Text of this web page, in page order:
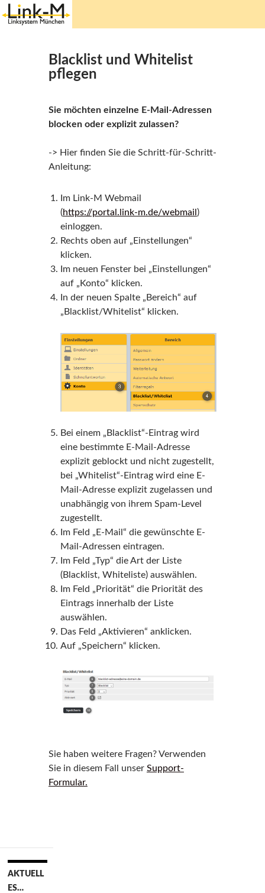
Springe
Blacklist und Whitelist
pflegen
Sie möchten einzelne E-Mail-Adressen
blocken oder explizit zulassen?
-> Hier finden Sie die Schritt-für-Schritt-
Anleitung:
Im Link-M Webmail
(https://portal.link-m.de/webmail )
einloggen.
Rechts oben auf „Einstellungen“
klicken.
Im neuen Fenster bei „Einstellungen“
auf „Konto“ klicken.
In der neuen Spalte „Bereich“ auf
„Blacklist/Whitelist“ klicken.
Bei einem „Blacklist“-Eintrag wird
eine bestimmte E-Mail-Adresse
explizit geblockt und nicht zugestellt,
bei „Whitelist“-Eintrag wird eine E-
Mail-Adresse explizit zugelassen und
unabhängig von ihrem Spam-Level
zugestellt.
Im Feld „E-Mail“ die gewünschte E-
Mail-Adressen eintragen.
Im Feld „Typ“ die Art der Liste
(Blacklist, Whiteliste) auswählen.
Im Feld „Priorität“ die Priorität des
Eintrags innerhalb der Liste
auswählen.
Das Feld „Aktivieren“ anklicken.
Auf „Speichern“ klicken.
Sie haben weitere Fragen? Verwenden
Sie in diesem Fall unser Support-
Formular.
Beitrags-
AKTUELL
ES…